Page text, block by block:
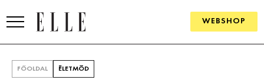
WEBSHOP
FŐOLDAL ÉLETMÓD